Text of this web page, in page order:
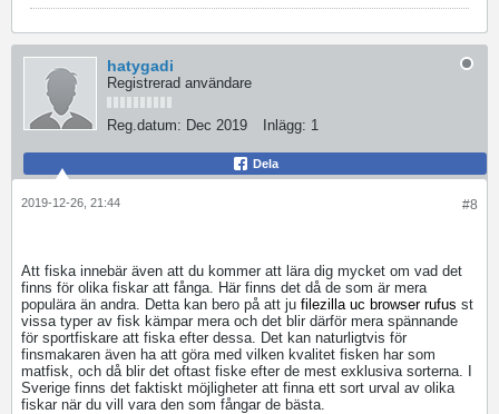
hatygadi
Registrerad användare
Reg.datum: Dec 2019 Inlägg: 1
Dela
#8
2019-12-26, 21:44
Att fiska innebär även att du kommer att lära dig mycket om vad det
finns för olika fiskar att fånga. Här finns det då de som är mera
populära än andra. Detta kan bero på att ju filezilla uc browser rufus st
vissa typer av fisk kämpar mera och det blir därför mera spännande
för sportfiskare att fiska efter dessa. Det kan naturligtvis för
finsmakaren även ha att göra med vilken kvalitet fisken har som
matfisk, och då blir det oftast fiske efter de mest exklusiva sorterna. I
Sverige finns det faktiskt möjligheter att finna ett sort urval av olika
fiskar när du vill vara den som fångar de bästa.